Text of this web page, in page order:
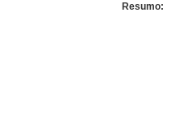
Resumo: